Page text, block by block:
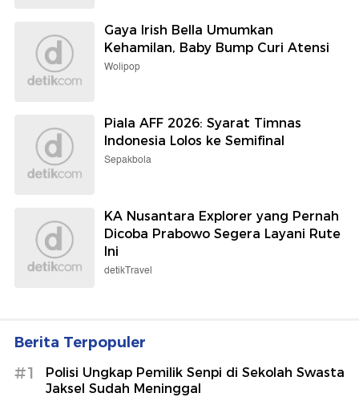
Gaya Irish Bella Umumkan
Kehamilan, Baby Bump Curi Atensi
Wolipop
Piala AFF 2026: Syarat Timnas
Indonesia Lolos ke Semifinal
Sepakbola
KA Nusantara Explorer yang Pernah
Dicoba Prabowo Segera Layani Rute
Ini
detikTravel
Berita Terpopuler
#1
Polisi Ungkap Pemilik Senpi di Sekolah Swasta
Jaksel Sudah Meninggal